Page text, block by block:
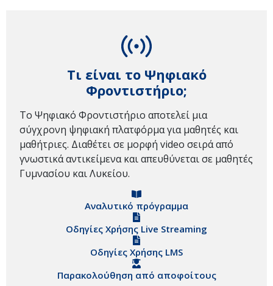
Τι είναι το Ψηφιακό
Φροντιστήριο;
Το Ψηφιακό Φροντιστήριο αποτελεί μια
σύγχρονη ψηφιακή πλατφόρμα για μαθητές και
μαθήτριες. Διαθέτει σε μορφή video σειρά από
γνωστικά αντικείμενα και απευθύνεται σε μαθητές
Γυμνασίου και Λυκείου.
Αναλυτικό πρόγραμμα
Οδηγίες Χρήσης Live Streaming
Οδηγίες Χρήσης LMS
Παρακολούθηση από αποφοίτους